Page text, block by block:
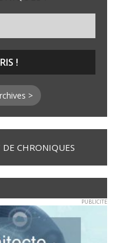
>
CHRONIQUES
PUBLICITE